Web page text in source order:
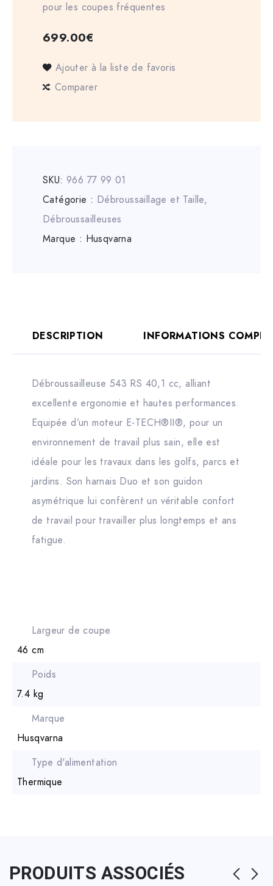
pour les coupes fréquentes
699.00€
Ajouter à la liste de favoris
Comparer
SKU: 966 77 99 01
Catégorie : Débroussaillage et Taille,
Débroussailleuses
Marque : Husqvarna
DESCRIPTION INFORMATIONS
Débroussailleuse 543 RS 40,1 cc, alliant
excellente ergonomie et hautes performances.
Equipée d’un moteur E-TECH®II®, pour un
environnement de travail plus sain, elle est
idéale pour les travaux dans les golfs, parcs et
jardins. Son harnais Duo et son guidon
asymétrique lui confèrent un véritable confort
de travail pour travailler plus longtemps et ans
fatigue.
Largeur de coupe
46 cm
Poids
7.4 kg
Marque
Husqvarna
Type d'alimentation
Thermique
PRODUITS ASSOCIÉS